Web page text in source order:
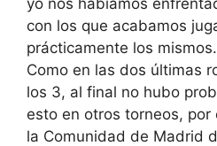
con los que acabamos
prácticamente los mismos.
Como en las dos últimas
los 3, al final no hubo
esto en otros torneos,
la Comunidad de Madrid